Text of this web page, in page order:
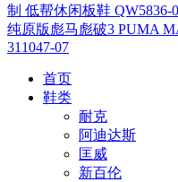
制 低帮休闲板鞋 QW5836-
纯原版彪马彪破3 PUMA
311047-07
首页
鞋类
耐克
阿迪达斯
匡威
新百伦